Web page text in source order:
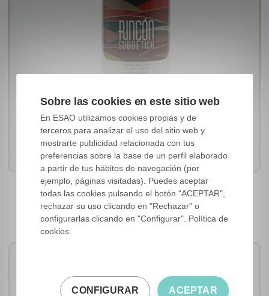
[Hojiblanca]
Andalucía, España
Ecológico / BRC / IFS / Kosher / Halal
Rincón de la Subbética (DOP Priego
de Córdoba)
Sobre las cookies en este sitio web
En ESAO utilizamos cookies propias y de
terceros para analizar el uso del sitio web y
mostrarte publicidad relacionada con tus
preferencias sobre la base de un perfil elaborado
a partir de tus hábitos de navegación (por
ejemplo, páginas visitadas). Puedes aceptar
todas las cookies pulsando el botón “ACEPTAR",
rechazar su uso clicando en "Rechazar" o
configurarlas clicando en "Configurar". Política de
cookies.
ACEPTAR
CONFIGURAR